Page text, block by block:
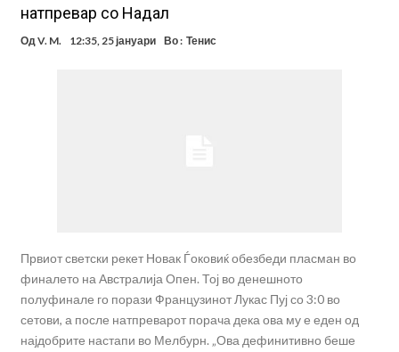
натпревар со Надал
Од V. M. 12:35, 25 јануари Во : Тенис
Првиот светски рекет Новак Ѓоковиќ обезбеди пласман во
финалето на Австралија Опен. Тој во денешното
полуфинале го порази Французинот Лукас Пуј со 3:0 во
сетови, а после натпреварот порача дека ова му е еден од
најдобрите настапи во Мелбурн. „Ова дефинитивно беше